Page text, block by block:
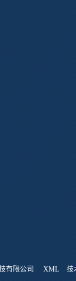
有限公司 XML 技